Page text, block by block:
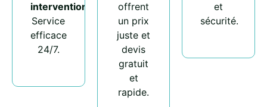
intervention
Service
efficace
24/7.
offrent
un prix
juste et
devis
gratuit
et
rapide.
et
sécurité.